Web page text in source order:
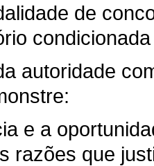
de
autoridade
e a
razões que